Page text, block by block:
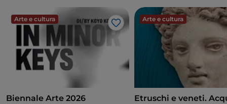
Arte e cultura
Like
Biennale Arte 2026
Arte e cultura
Etruschi e veneti.